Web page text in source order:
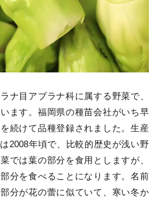
ナ目アブラナ科に属する野菜で、
ます。福岡県の種苗会社がいち早
続けて品種登録されました。生産
2008年頃で、比較的歴史が浅い野
では葉の部分を食用としますが、
分を食べることになります。名前
分が花の蕾に似ていて、寒い冬か